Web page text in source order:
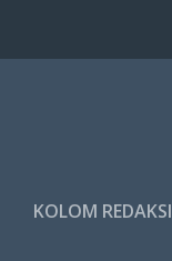
KOLOM REDAKSI